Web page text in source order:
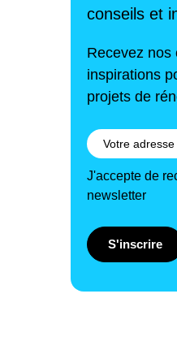
conseils et
Recevez nos
inspirations
projets de
J'accepte de
newsletter
S'inscrire